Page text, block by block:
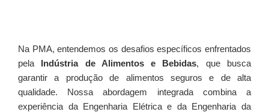
Na PMA, entendemos os desafios específicos enfrentados
pela Indústria de Alimentos e Bebidas, que busca
garantir a produção de alimentos seguros e de alta
qualidade. Nossa abordagem integrada combina a
experiência da Engenharia Elétrica e da Engenharia da